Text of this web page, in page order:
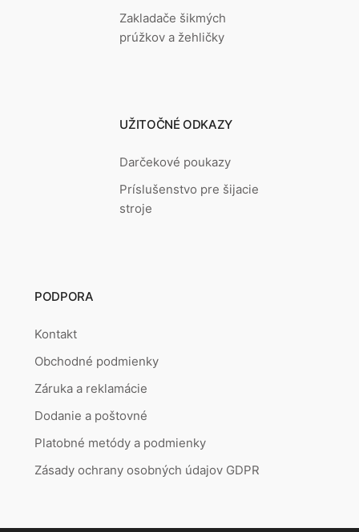
Zakladače šikmých
prúžkov a žehličky
UŽITOČNÉ ODKAZY
Darčekové poukazy
Príslušenstvo pre šijacie
stroje
PODPORA
Kontakt
Obchodné podmienky
Záruka a reklamácie
Dodanie a poštovné
Platobné metódy a podmienky
Zásady ochrany osobných údajov GDPR